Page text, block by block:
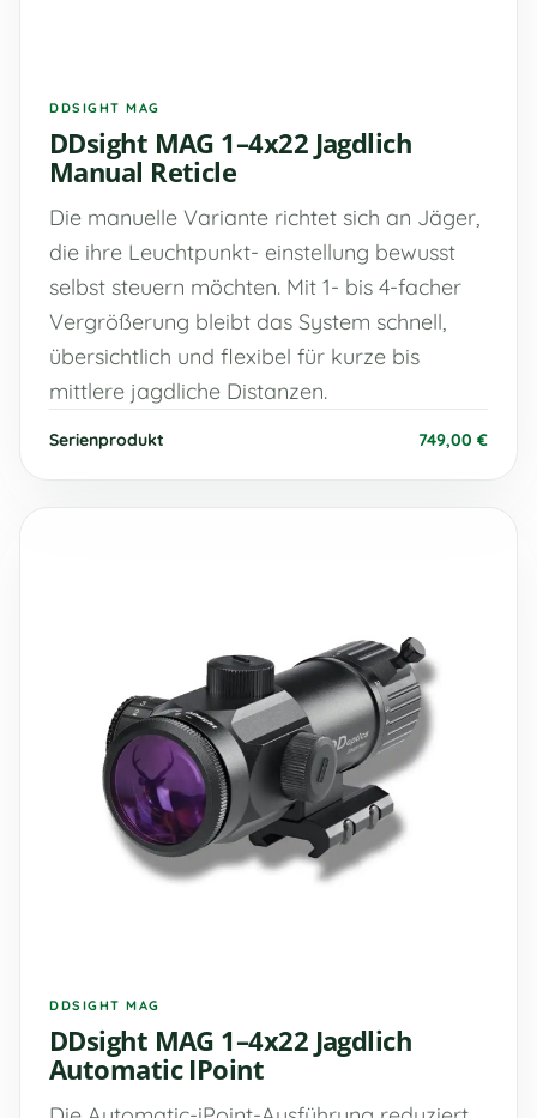
DDSIGHT MAG
DDsight MAG 1–4x22 Jagdlich
Manual Reticle
Die manuelle Variante richtet sich an Jäger,
die ihre Leuchtpunkt- einstellung bewusst
selbst steuern möchten. Mit 1- bis 4-facher
Vergrößerung bleibt das System schnell,
übersichtlich und flexibel für kurze bis
mittlere jagdliche Distanzen.
Serienprodukt 749,00 €
DDSIGHT MAG
DDsight MAG 1–4x22 Jagdlich
Automatic IPoint